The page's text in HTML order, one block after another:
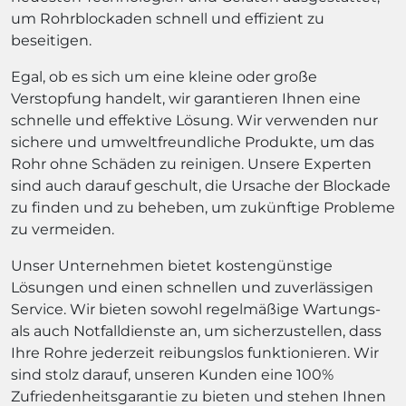
um Rohrblockaden schnell und effizient zu
beseitigen.
Egal, ob es sich um eine kleine oder große
Verstopfung handelt, wir garantieren Ihnen eine
schnelle und effektive Lösung. Wir verwenden nur
sichere und umweltfreundliche Produkte, um das
Rohr ohne Schäden zu reinigen. Unsere Experten
sind auch darauf geschult, die Ursache der Blockade
zu finden und zu beheben, um zukünftige Probleme
zu vermeiden.
Unser Unternehmen bietet kostengünstige
Lösungen und einen schnellen und zuverlässigen
Service. Wir bieten sowohl regelmäßige Wartungs-
als auch Notfalldienste an, um sicherzustellen, dass
Ihre Rohre jederzeit reibungslos funktionieren. Wir
sind stolz darauf, unseren Kunden eine 100%
Zufriedenheitsgarantie zu bieten und stehen Ihnen